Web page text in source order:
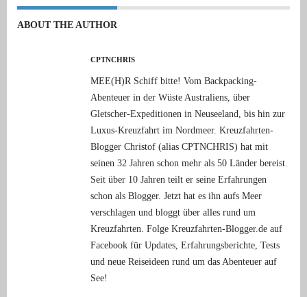
ABOUT THE AUTHOR
CPTNCHRIS
MEE(H)R Schiff bitte! Vom Backpacking-
Abenteuer in der Wüste Australiens, über
Gletscher-Expeditionen in Neuseeland, bis hin zur
Luxus-Kreuzfahrt im Nordmeer. Kreuzfahrten-
Blogger Christof (alias CPTNCHRIS) hat mit
seinen 32 Jahren schon mehr als 50 Länder bereist.
Seit über 10 Jahren teilt er seine Erfahrungen
schon als Blogger. Jetzt hat es ihn aufs Meer
verschlagen und bloggt über alles rund um
Kreuzfahrten. Folge Kreuzfahrten-Blogger.de auf
Facebook für Updates, Erfahrungsberichte, Tests
und neue Reiseideen rund um das Abenteuer auf
See!